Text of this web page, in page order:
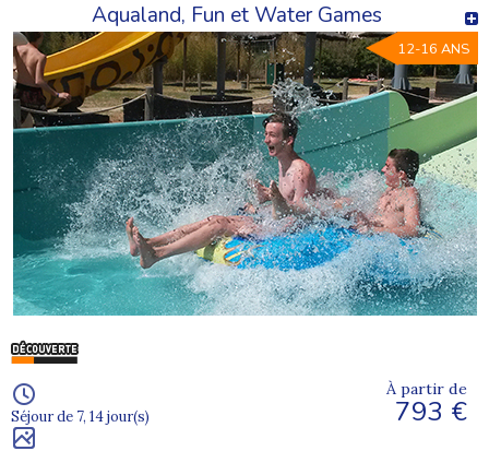
Aqualand, Fun et Water Games
12-16 ANS
Séjour de 7, 14 jour(s)
À partir de
793 €